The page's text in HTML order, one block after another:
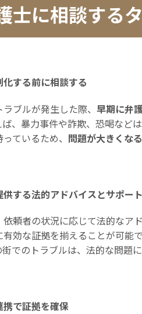
士に相談する
化する前に相談する
ブルが発生した際、 早期に弁
ば、暴力事件や詐欺、恐喝など
ているため、 問題が大きくな
する法的アドバイスとサポート
頼者の状況に応じて法的なア
有効な証拠を揃えることが可能
街でのトラブルは、法的な問題
で証拠を確保